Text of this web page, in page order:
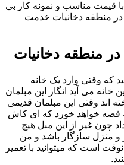
قیمت مناسب و نمونه کار بی
در منطقه دخانیات خدمت
منطقه دخانیات
که وقتی وارد یک خانه
خانه می آید انگار این مبلمان
اند وقتی این مبلمان قدیمی
قصه خواهد خورد که ای کاش
چون غیر از این مبل هیچ
و منزل سازگار باشد و من
است که میتوانید با تعمیر